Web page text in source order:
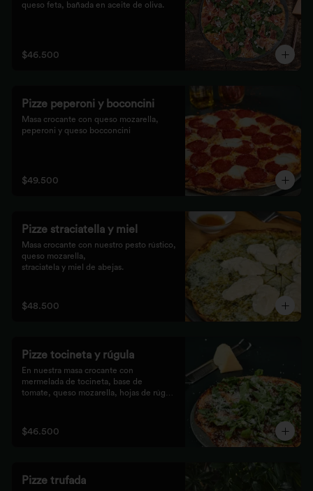
queso feta, bañada en aceite de oliva.
$46.500
Pizze peperoni y boconcini
Masa crocante con queso mozarella,
peperoni y queso bocconcini
$49.500
Pizze straciatella y miel
Masa crocante con nuestro pesto rústico,
queso mozarella,
straciatela y miel de abejas.
$48.500
Pizze tocineta y rúgula
En nuestra masa crocante con
mermelada de tocineta, base de
tomate, queso mozarella, hojas de rúgula
$46.500
Pizze trufada